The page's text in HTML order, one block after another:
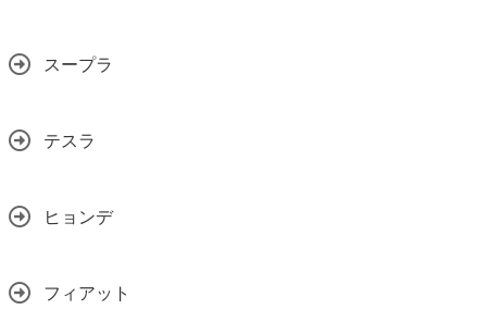
スープラ
テスラ
ヒョンデ
フィアット